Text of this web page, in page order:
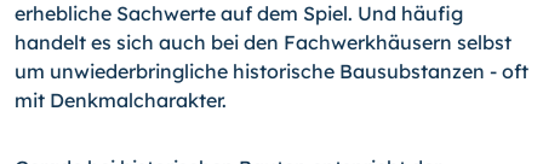
erhebliche Sachwerte auf dem Spiel. Und häufig
handelt es sich auch bei den Fachwerkhäusern selbst
um unwiederbringliche historische Bausubstanzen - oft
mit Denkmalcharakter.